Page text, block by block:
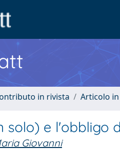
in rivista Articolo
solo) e
Giovanni